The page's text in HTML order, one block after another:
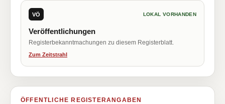
VÖ LOKAL VORHANDEN
Veröffentlichungen
Registerbekanntmachungen zu diesem Registerblatt.
Zum Zeitstrahl
ÖFFENTLICHE REGISTERANGABEN